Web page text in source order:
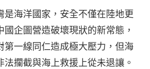
是海洋國家，安全不僅在陸地更
企圖營造破壞現狀的新常態，
第一線同仁造成極大壓力，但海
攔截與海上救援上從未退讓。